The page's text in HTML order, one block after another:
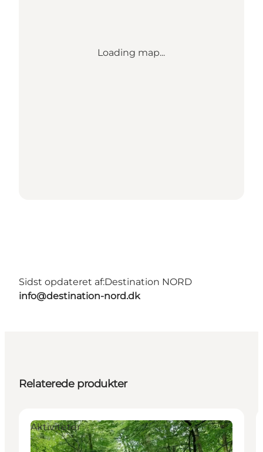
Loading map...
Sidst opdateret af:Destination NORD
info@destination-nord.dk
Relaterede produkter
Aktiviteter